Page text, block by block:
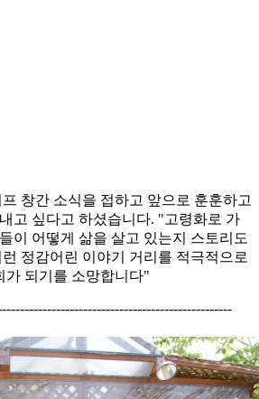
창간 소식을 접하고 앞으로 훈훈하고
고 싶다고 하셨습니다. "고령화로 가
이 어떻게 삶을 살고 있는지 스토리도
정감어린 이야기 거리를 적극적으로
가 되기를 소망합니다"